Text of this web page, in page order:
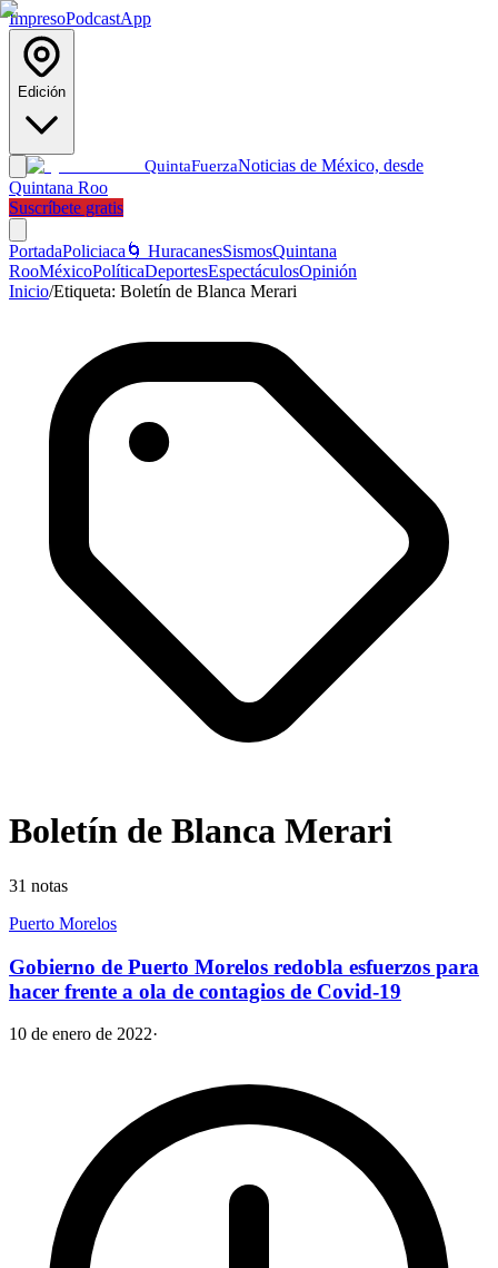
ImpresoPodcastApp
Edición
QuintaFuerzaNoticias de México, desde
Quintana Roo
Suscríbete gratis
PortadaPoliciaca 🌀 HuracanesSismosQuintana
RooMéxicoPolíticaDeportesEspectáculosOpinión
Inicio/Etiqueta: Boletín de Blanca Merari
Boletín de Blanca Merari
31 notas
Puerto Morelos
Gobierno de Puerto Morelos redobla esfuerzos para
hacer frente a ola de contagios de Covid-19
10 de enero de 2022·